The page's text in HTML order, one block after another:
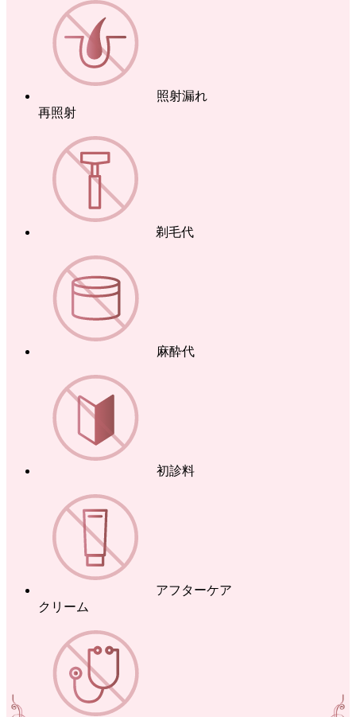
照射漏れ
再照射
剃毛代
麻酔代
初診料
アフターケア
クリーム